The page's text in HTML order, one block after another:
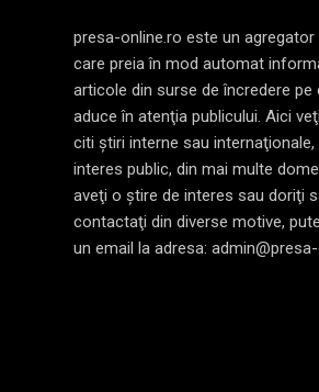
presa-online.ro este un agregator
care preia în mod automat
articole din surse de încredere pe
aduce în atenţia publicului. Aici
citi ştiri interne sau internaţionale,
interes public, din mai multe
aveţi o ştire de interes sau doriţi
contactaţi din diverse motive,
un email la adresa: